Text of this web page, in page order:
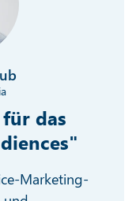
das
Marketing-